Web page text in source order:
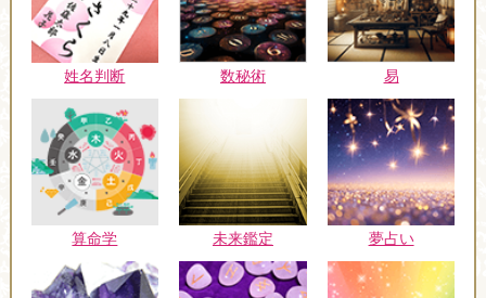
姓名判断 数秘術 易
算命学 未来鑑定 夢占い